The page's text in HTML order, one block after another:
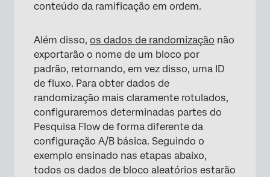
conteúdo da ramificação em ordem.
Além disso, os dados de randomização não
exportarão o nome de um bloco por
padrão, retornando, em vez disso, uma ID
de fluxo. Para obter dados de
randomização mais claramente rotulados,
configuraremos determinadas partes do
Pesquisa Flow de forma diferente da
configuração A/B básica. Seguindo o
exemplo ensinado nas etapas abaixo,
todos os dados de bloco aleatórios estarão